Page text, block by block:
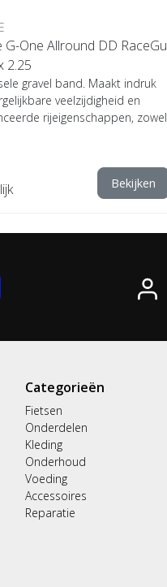
G-One Allround DD RaceGu
2.25
gravel band. Maakt indruk
veelzijdigheid en
rijeigenschappen, zowel
Bekijken
Categorieën
Fietsen
Onderdelen
Kleding
Onderhoud
Voeding
Accessoires
Reparatie